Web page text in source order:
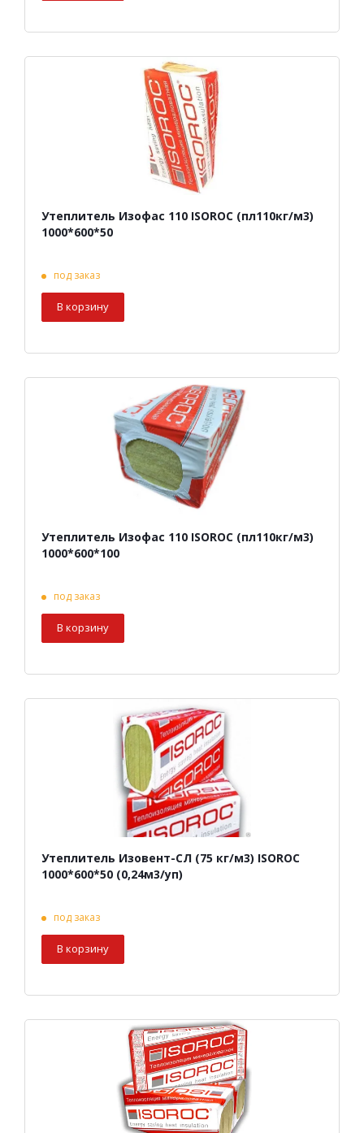
Утеплитель Изофас 110 ISOROC (пл110кг/м3)
1000*600*50
под заказ
В корзину
Утеплитель Изофас 110 ISOROC (пл110кг/м3)
1000*600*100
под заказ
В корзину
Утеплитель Изовент-СЛ (75 кг/м3) ISOROC
1000*600*50 (0,24м3/уп)
под заказ
В корзину